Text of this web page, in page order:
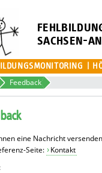
SACHSEN-
Feedback
eine Nachricht
Seite:
Kontakt